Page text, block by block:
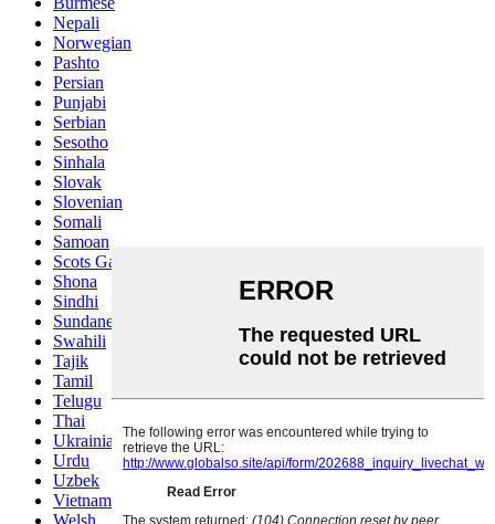
Nepali
Norwegian
Pashto
Persian
Punjabi
Serbian
Sesotho
Sinhala
Slovak
Slovenian
Somali
Samoan
Scots Gaelic
Shona
Sindhi
Sundanese
Swahili
Tajik
Tamil
Telugu
Thai
Ukrainian
Urdu
Uzbek
Vietnamese
Welsh